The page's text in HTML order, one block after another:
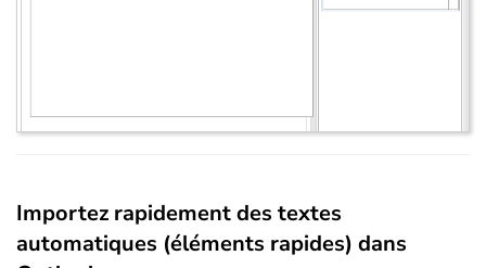
Importez rapidement des textes
automatiques (éléments rapides) dans